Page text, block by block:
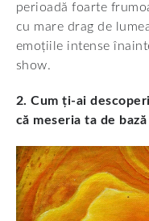
perioadă foarte
cu mare drag de
emoțiile intense
show.
2. Cum ți-ai
că meseria ta de